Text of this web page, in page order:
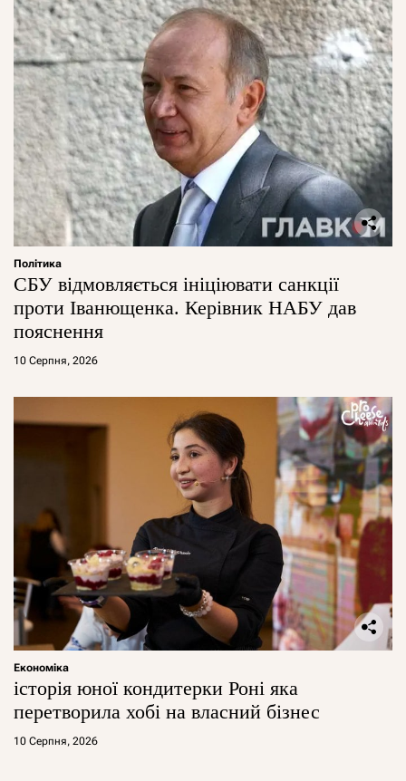
Політика
СБУ відмовляється ініціювати санкції
проти Іванющенка. Керівник НАБУ дав
пояснення
10 Серпня, 2026
Економіка
історія юної кондитерки Роні яка
перетворила хобі на власний бізнес
10 Серпня, 2026